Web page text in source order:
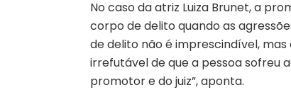
No caso da atriz Luiza Brunet, a
corpo de delito quando as
de delito não é imprescindível,
irrefutável de que a pessoa sofreu
promotor e do juiz”, aponta.